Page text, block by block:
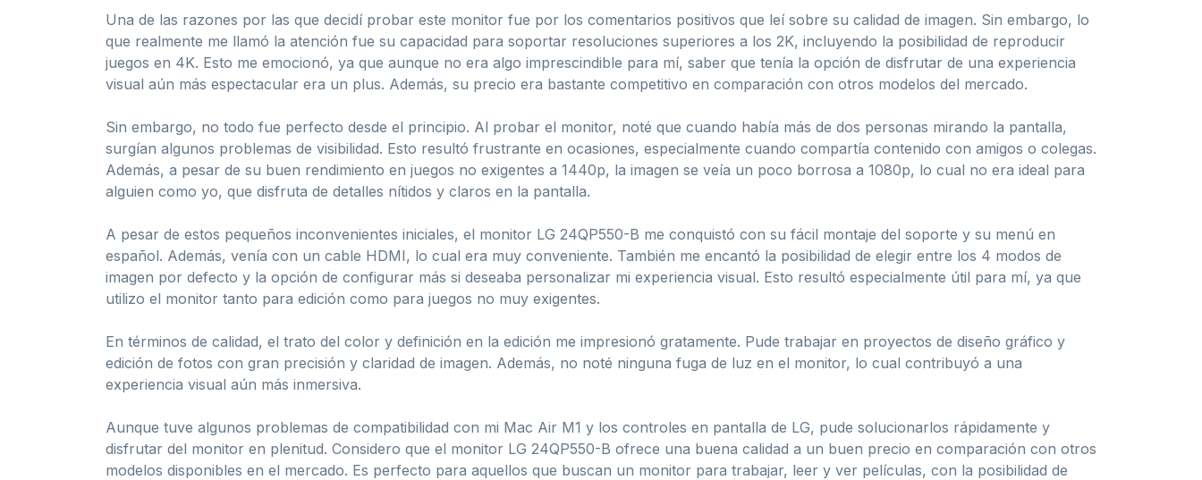
Una de las razones por las que decidí probar este monitor fue por los comentarios positivos que leí sobre su calidad de imagen. Sin embargo, lo
que realmente me llamó la atención fue su capacidad para soportar resoluciones superiores a los 2K, incluyendo la posibilidad de reproducir
juegos en 4K. Esto me emocionó, ya que aunque no era algo imprescindible para mí, saber que tenía la opción de disfrutar de una experiencia
visual aún más espectacular era un plus. Además, su precio era bastante competitivo en comparación con otros modelos del mercado.
Sin embargo, no todo fue perfecto desde el principio. Al probar el monitor, noté que cuando había más de dos personas mirando la pantalla,
surgían algunos problemas de visibilidad. Esto resultó frustrante en ocasiones, especialmente cuando compartía contenido con amigos o colegas.
Además, a pesar de su buen rendimiento en juegos no exigentes a 1440p, la imagen se veía un poco borrosa a 1080p, lo cual no era ideal para
alguien como yo, que disfruta de detalles nítidos y claros en la pantalla.
A pesar de estos pequeños inconvenientes iniciales, el monitor LG 24QP550-B me conquistó con su fácil montaje del soporte y su menú en
español. Además, venía con un cable HDMI, lo cual era muy conveniente. También me encantó la posibilidad de elegir entre los 4 modos de
imagen por defecto y la opción de configurar más si deseaba personalizar mi experiencia visual. Esto resultó especialmente útil para mí, ya que
utilizo el monitor tanto para edición como para juegos no muy exigentes.
En términos de calidad, el trato del color y definición en la edición me impresionó gratamente. Pude trabajar en proyectos de diseño gráfico y
edición de fotos con gran precisión y claridad de imagen. Además, no noté ninguna fuga de luz en el monitor, lo cual contribuyó a una
experiencia visual aún más inmersiva.
Aunque tuve algunos problemas de compatibilidad con mi Mac Air M1 y los controles en pantalla de LG, pude solucionarlos rápidamente y
disfrutar del monitor en plenitud. Considero que el monitor LG 24QP550-B ofrece una buena calidad a un buen precio en comparación con otros
modelos disponibles en el mercado. Es perfecto para aquellos que buscan un monitor para trabajar, leer y ver películas, con la posibilidad de